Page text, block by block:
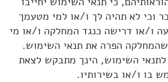
וכי לא תהיה לך ו/או למי מטעמך
ו/או דרישה כנגד המחלקה ו/או מי
הפרה את תנאי השימוש.
השימוש, הינך מתבקש לצאת
בו ו/או בשירותיו.